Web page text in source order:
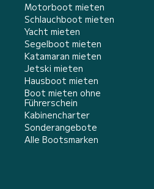
Motorboot mieten
Schlauchboot mieten
Yacht mieten
Segelboot mieten
Katamaran mieten
Jetski mieten
Hausboot mieten
Boot mieten ohne
Führerschein
Kabinencharter
Sonderangebote
Alle Bootsmarken